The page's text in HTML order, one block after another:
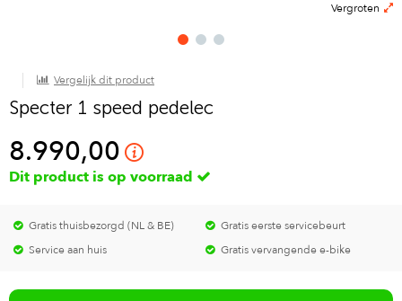
Vergroten
Vergelijk dit product
Specter 1 speed pedelec
8.990,00
Dit product is op voorraad
Gratis thuisbezorgd (NL & BE)
Gratis eerste servicebeurt
Service aan huis
Gratis vervangende e-bike